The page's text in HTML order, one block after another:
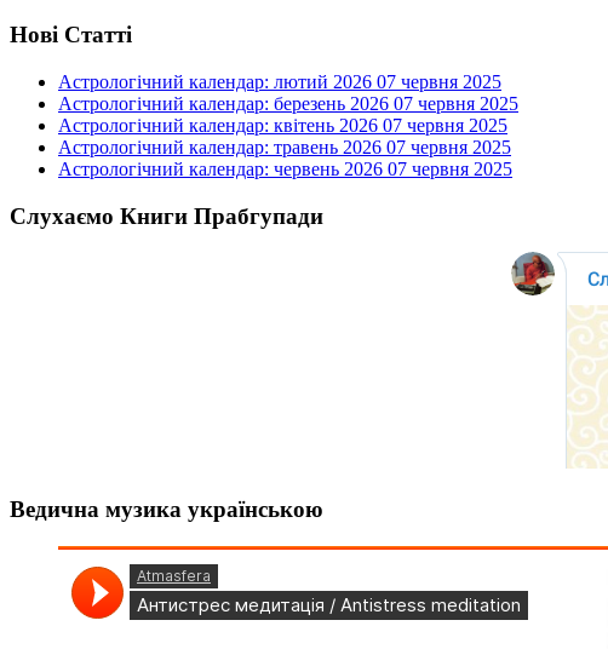
Нові Статті
Астрологічний календар: лютий 2026 07 червня 2025
Астрологічний календар: березень 2026 07 червня 2025
Астрологічний календар: квітень 2026 07 червня 2025
Астрологічний календар: травень 2026 07 червня 2025
Астрологічний календар: червень 2026 07 червня 2025
Слухаємо Книги Прабгупади
Ведична музика українською